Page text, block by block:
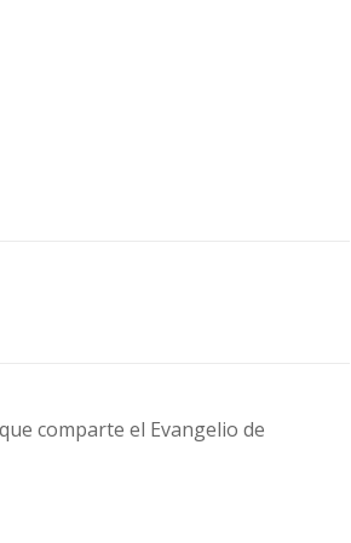
comparte el Evangelio de